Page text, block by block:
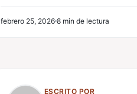
febrero 25, 2026 8 min de lectura
ESCRITO POR